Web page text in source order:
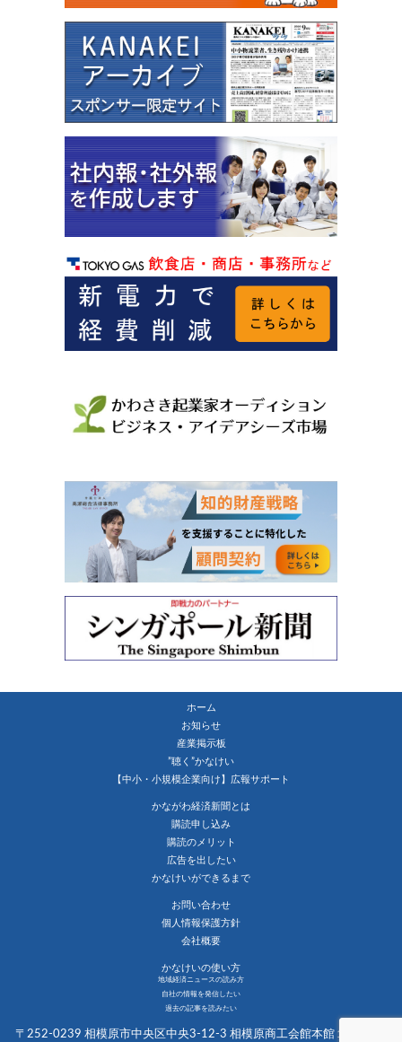
ホーム
お知らせ
産業掲示板
”聴く”かなけい
【中小・小規模企業向け】広報サポート
かながわ経済新聞とは
購読申し込み
購読のメリット
広告を出したい
かなけいができるまで
お問い合わせ
個人情報保護方針
会社概要
かなけいの使い方
地域経済ニュースの読み方
自社の情報を発信したい
過去の記事を読みたい
〒252-0239 相模原市中央区中央3-12-3 相模原商工会館本館１